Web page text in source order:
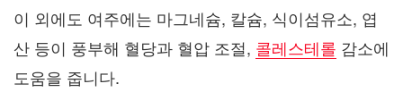
이 외에도 여주에는 마그네슘, 칼슘, 식이섬유소, 엽
산 등이 풍부해 혈당과 혈압 조절, 콜레스테롤 감소에
도움을 줍니다.